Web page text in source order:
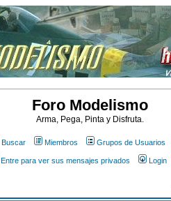
Foro Modelismo
Arma, Pega, Pinta y Disfruta.
Buscar Miembros Grupos de Usuarios
Entre para ver sus mensajes privados Login